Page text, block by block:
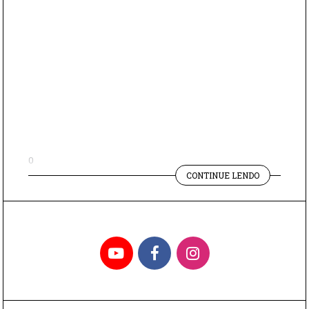
0
CONTINUE LENDO"FILMES
EM
YouTubeFacebookInstagram